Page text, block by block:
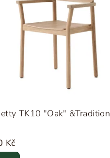
TK10 "Oak" &Tradition
Kč